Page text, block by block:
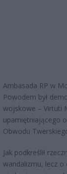
Ambasada RP w
Powodem był
wojskowe – Virtuti
upamiętniającego
Obwodu
Jak podkreślił
wandalizmu, lecz o